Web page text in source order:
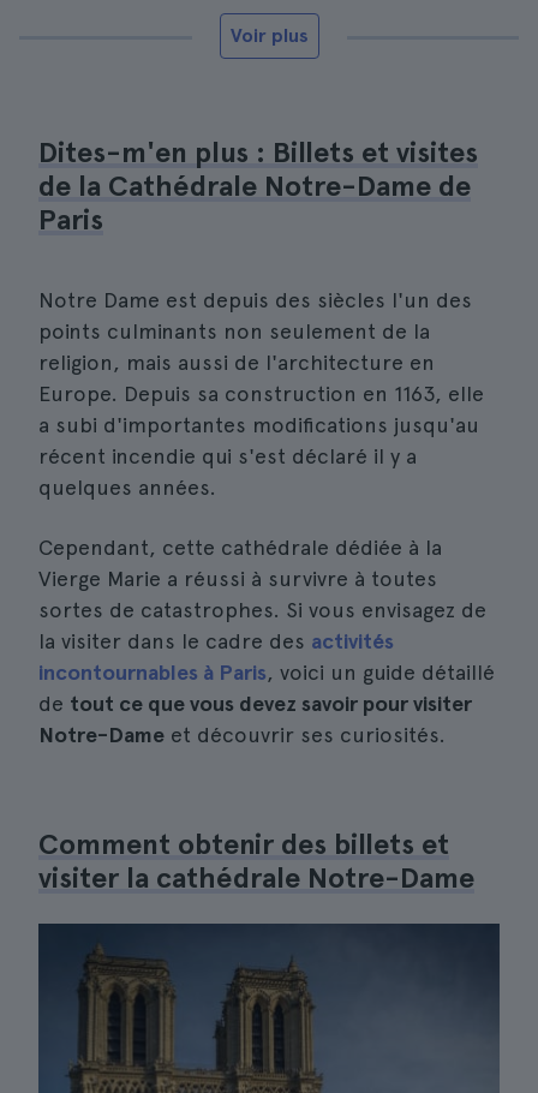
Voir plus
Dites-m'en plus : Billets et visites
de la Cathédrale Notre-Dame de
Paris
Notre Dame est depuis des siècles l'un des
points culminants non seulement de la
religion, mais aussi de l'architecture en
Europe. Depuis sa construction en 1163, elle
a subi d'importantes modifications jusqu'au
récent incendie qui s'est déclaré il y a
quelques années.
Cependant, cette cathédrale dédiée à la
Vierge Marie a réussi à survivre à toutes
sortes de catastrophes. Si vous envisagez de
la visiter dans le cadre des activités
incontournables à Paris, voici un guide détaillé
de tout ce que vous devez savoir pour visiter
Notre-Dame et découvrir ses curiosités.
Comment obtenir des billets et
visiter la cathédrale Notre-Dame